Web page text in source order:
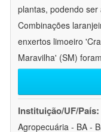
plantas, podendo
Combinações
enxertos limoeiro
Maravilha' (SM) foram
Instituição/UF/País:
Agropecuária - BA -